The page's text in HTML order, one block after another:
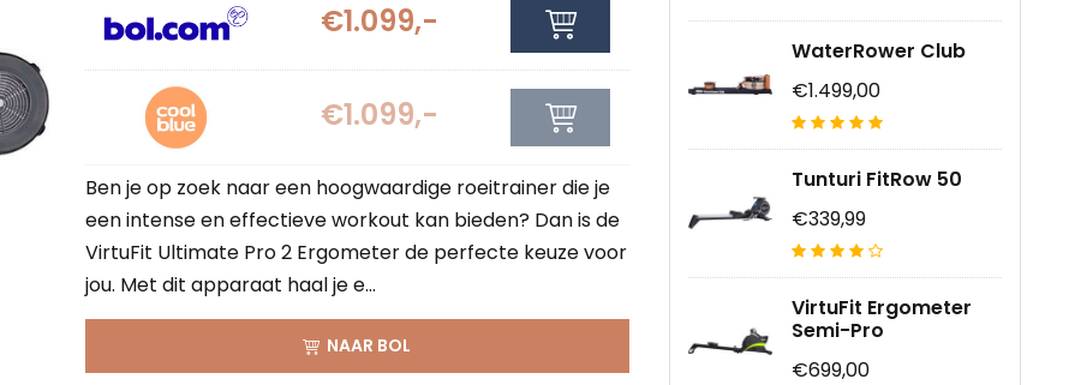
€1.099,-
€1.099,-
Ben je op zoek naar een hoogwaardige roeitrainer die je
een intense en effectieve workout kan bieden? Dan is de
VirtuFit Ultimate Pro 2 Ergometer de perfecte keuze voor
jou. Met dit apparaat haal je e...
NAAR BOL
WaterRower Club
€1.499,00
Tunturi FitRow 50
€339,99
VirtuFit Ergometer
Semi-Pro
€699,00